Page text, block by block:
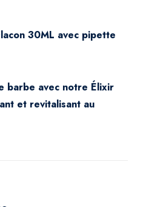
30ML avec pipette
barbe avec notre Élixir
et revitalisant au